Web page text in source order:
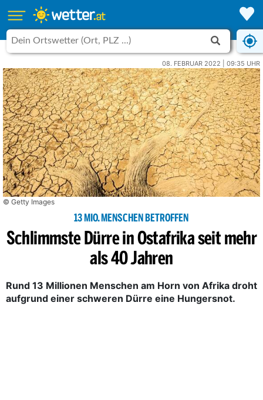
08. FEBRUAR 2022 | 09:35 UHR
© Getty Images
13 MIO. MENSCHEN BETROFFEN
Schlimmste Dürre in Ostafrika seit mehr
als 40 Jahren
Rund 13 Millionen Menschen am Horn von Afrika droht
aufgrund einer schweren Dürre eine Hungersnot.